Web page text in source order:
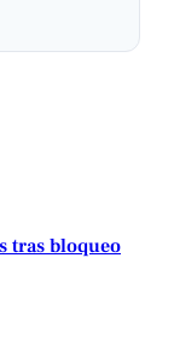
tras bloqueo